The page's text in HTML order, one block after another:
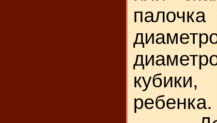
ребенка.